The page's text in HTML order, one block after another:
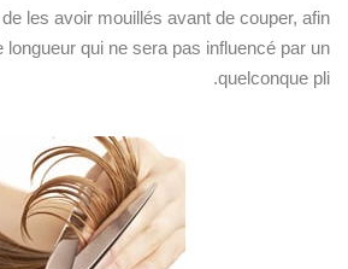
les avoir mouillés avant de couper, afin
longueur qui ne sera pas influencé par un
quelconque pli.